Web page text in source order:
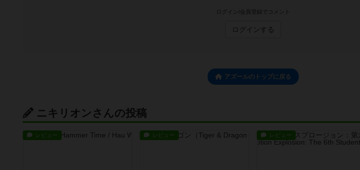
ログイン/会員登録でコメント
ログインする
アズールのトップに戻る
ニキリオンさんの投稿
レビュー レビュー レビュー